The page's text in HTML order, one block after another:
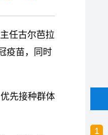
任古尔芭拉
疫苗，同时
先接种群体